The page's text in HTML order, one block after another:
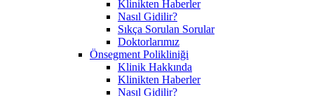
Klinikten Haberler
Nasıl Gidilir?
Sıkça Sorulan Sorular
Doktorlarımız
Önsegment Polikliniği
Klinik Hakkında
Klinikten Haberler
Nasıl Gidilir?